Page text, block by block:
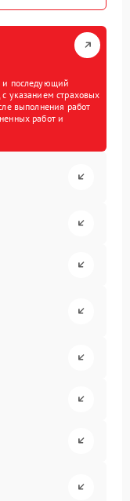
и последующий
указанием страховых
выполнения работ
работ и